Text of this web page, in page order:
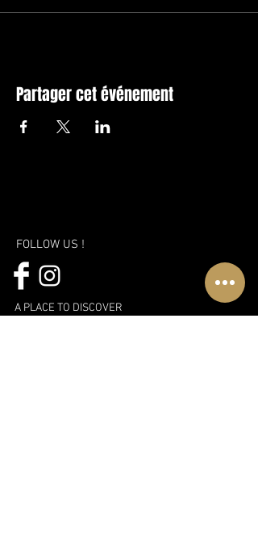
Partager cet événement
FOLLOW US !
A PLACE TO DISCOVER